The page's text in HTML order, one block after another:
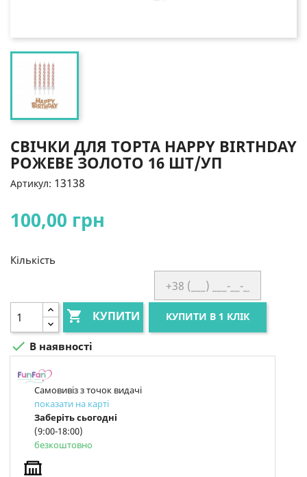
СВІЧКИ ДЛЯ ТОРТА HAPPY BIRTHDAY
РОЖЕВЕ ЗОЛОТО 16 ШТ/УП
Артикул: 13138
100,00 грн
Кількість
 КУПИТИ КУПИТИ В 1 КЛІК
 В наявності
Самовивіз з точок видачі
показати на карті
Заберіть сьогодні
(9:00-18:00)
безкоштовно